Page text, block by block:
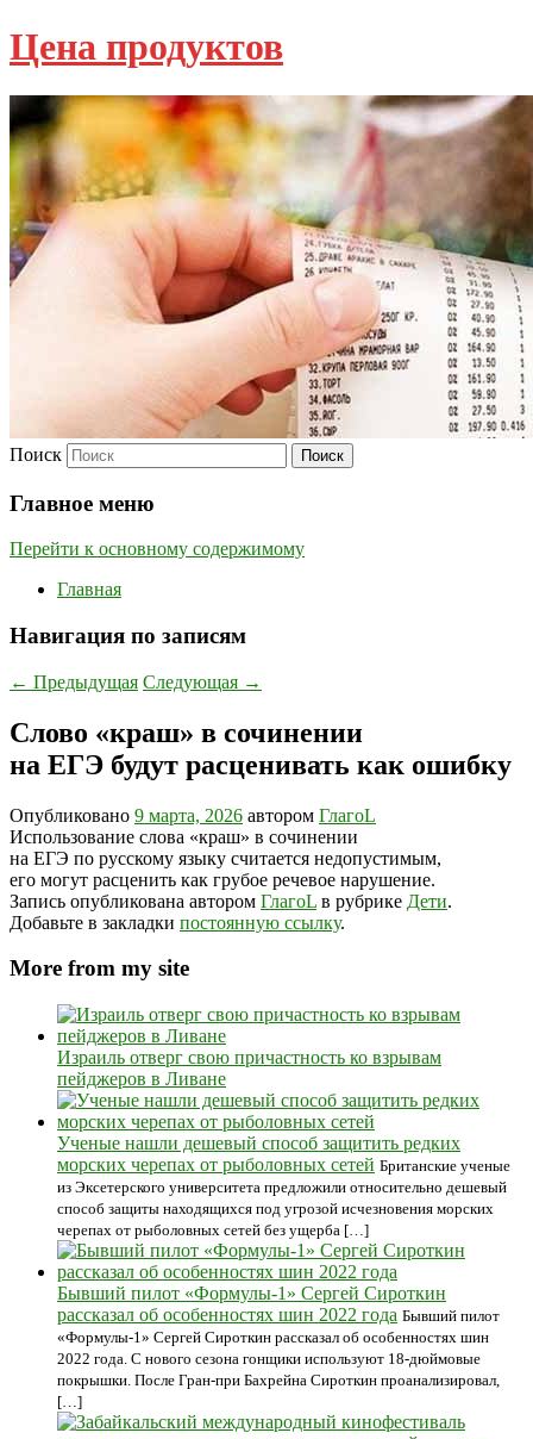
Цена продуктов
Поиск
Главное меню
Перейти к основному содержимому
Главная
Навигация по записям
← Предыдущая Следующая →
Слово «краш» в сочинении
на ЕГЭ будут расценивать как ошибку
Опубликовано 9 марта, 2026 автором ГлагоL
Использование слова «краш» в сочинении
на ЕГЭ по русскому языку считается недопустимым,
его могут расценить как грубое речевое нарушение.
Запись опубликована автором ГлагоL в рубрике Дети.
Добавьте в закладки постоянную ссылку.
More from my site
Израиль отверг свою причастность ко взрывам
пейджеров в Ливане
Ученые нашли дешевый способ защитить редких
морских черепах от рыболовных сетей Британские ученые
из Эксетерского университета предложили относительно дешевый
способ защиты находящихся под угрозой исчезновения морских
черепах от рыболовных сетей без ущерба […]
Бывший пилот «Формулы-1» Сергей Сироткин
рассказал об особенностях шин 2022 года Бывший пилот
«Формулы-1» Сергей Сироткин рассказал об особенностях шин
2022 года. С нового сезона гонщики используют 18-дюймовые
покрышки. После Гран-при Бахрейна Сироткин проанализировал,
[…]